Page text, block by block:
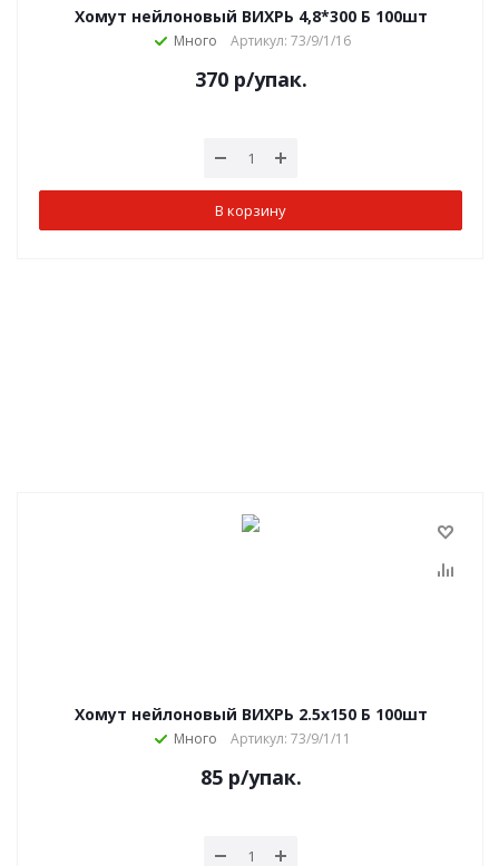
Хомут нейлоновый ВИХРЬ 4,8*300 Б 100шт
Много Артикул: 73/9/1/16
370р/упак.
В корзину
Хомут нейлоновый ВИХРЬ 2.5х150 Б 100шт
Много Артикул: 73/9/1/11
85р/упак.